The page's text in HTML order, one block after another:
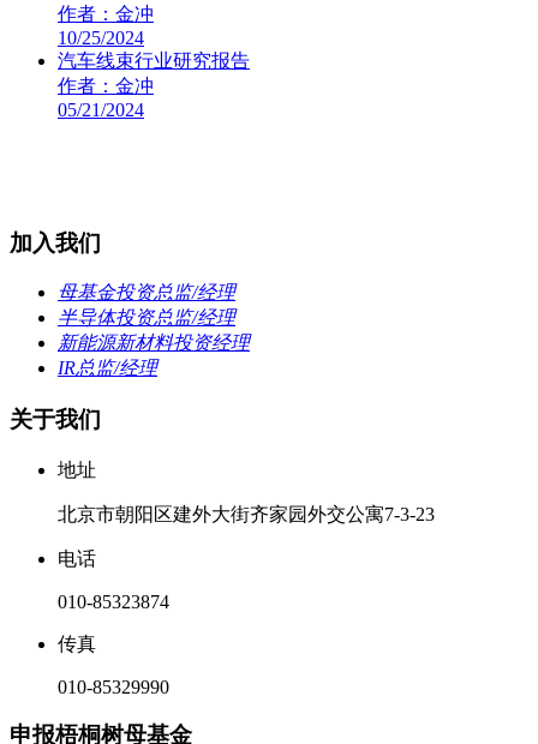
作者：金冲
10/25/2024
汽车线束行业研究报告
作者：金冲
05/21/2024
加入我们
母基金投资总监/经理
半导体投资总监/经理
新能源新材料投资经理
IR总监/经理
关于我们
地址
北京市朝阳区建外大街齐家园外交公寓7-3-23
电话
010-85323874
传真
010-85329990
申报梧桐树母基金